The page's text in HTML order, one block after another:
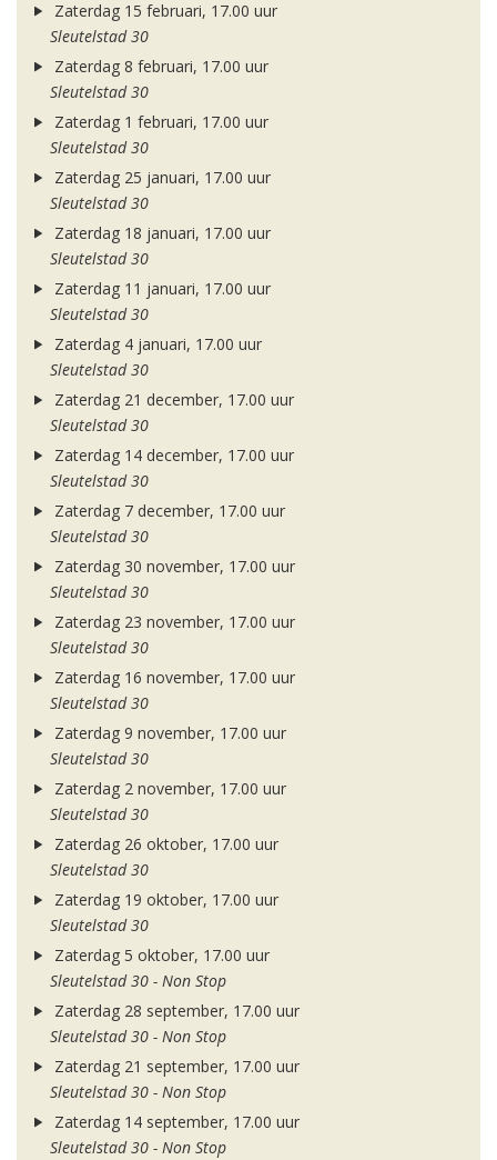
Zaterdag 15 februari, 17.00 uur
Sleutelstad 30
Zaterdag 8 februari, 17.00 uur
Sleutelstad 30
Zaterdag 1 februari, 17.00 uur
Sleutelstad 30
Zaterdag 25 januari, 17.00 uur
Sleutelstad 30
Zaterdag 18 januari, 17.00 uur
Sleutelstad 30
Zaterdag 11 januari, 17.00 uur
Sleutelstad 30
Zaterdag 4 januari, 17.00 uur
Sleutelstad 30
Zaterdag 21 december, 17.00 uur
Sleutelstad 30
Zaterdag 14 december, 17.00 uur
Sleutelstad 30
Zaterdag 7 december, 17.00 uur
Sleutelstad 30
Zaterdag 30 november, 17.00 uur
Sleutelstad 30
Zaterdag 23 november, 17.00 uur
Sleutelstad 30
Zaterdag 16 november, 17.00 uur
Sleutelstad 30
Zaterdag 9 november, 17.00 uur
Sleutelstad 30
Zaterdag 2 november, 17.00 uur
Sleutelstad 30
Zaterdag 26 oktober, 17.00 uur
Sleutelstad 30
Zaterdag 19 oktober, 17.00 uur
Sleutelstad 30
Zaterdag 5 oktober, 17.00 uur
Sleutelstad 30 - Non Stop
Zaterdag 28 september, 17.00 uur
Sleutelstad 30 - Non Stop
Zaterdag 21 september, 17.00 uur
Sleutelstad 30 - Non Stop
Zaterdag 14 september, 17.00 uur
Sleutelstad 30 - Non Stop